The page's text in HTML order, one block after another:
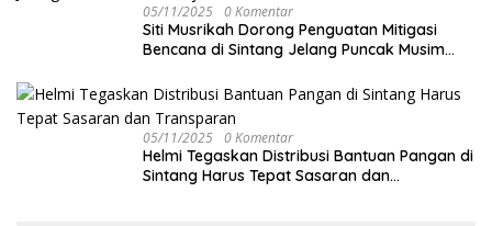
05/11/2025 0 Komentar
Siti Musrikah Dorong Penguatan Mitigasi
Bencana di Sintang Jelang Puncak Musim
05/11/2025 0 Komentar
Helmi Tegaskan Distribusi Bantuan Pangan di
Sintang Harus Tepat Sasaran dan